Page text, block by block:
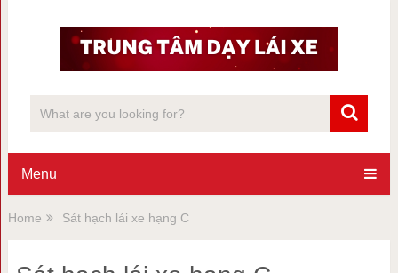
Menu
Home Sát hạch lái xe hạng C